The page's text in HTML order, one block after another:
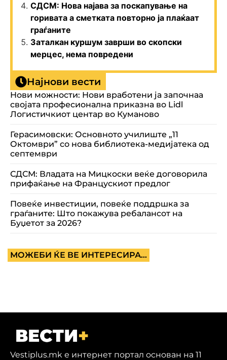
СДСМ: Нова најава за поскапување на
горивата а сметката повторно ја плаќаат
граѓаните
Заталкан куршум заврши во скопски
мерцес, нема повредени
Најнови вести
Нови можности: Нови вработени ја започнаа
својата професионална приказна во Lidl
Логистичкиот центар во Куманово
Герасимовски: Основното училиште „11
Октомври” со нова библиотека-медијатека од
септември
СДСМ: Владата на Мицкоски веќе договорила
прифаќање на Францускиот предлог
Повеќе инвестиции, повеќе поддршка за
граѓаните: Што покажува ребалансот на
Буџетот за 2026?
МОЖЕБИ ЌЕ ВЕ ИНТЕРЕСИРА...
Vestiplus.mk е интернет портал основан на 11